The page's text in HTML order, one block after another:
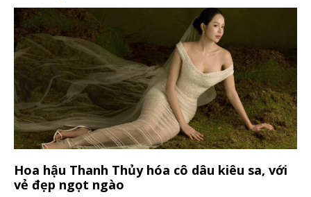
Hoa hậu Thanh Thủy hóa cô dâu kiêu sa, với
vẻ đẹp ngọt ngào